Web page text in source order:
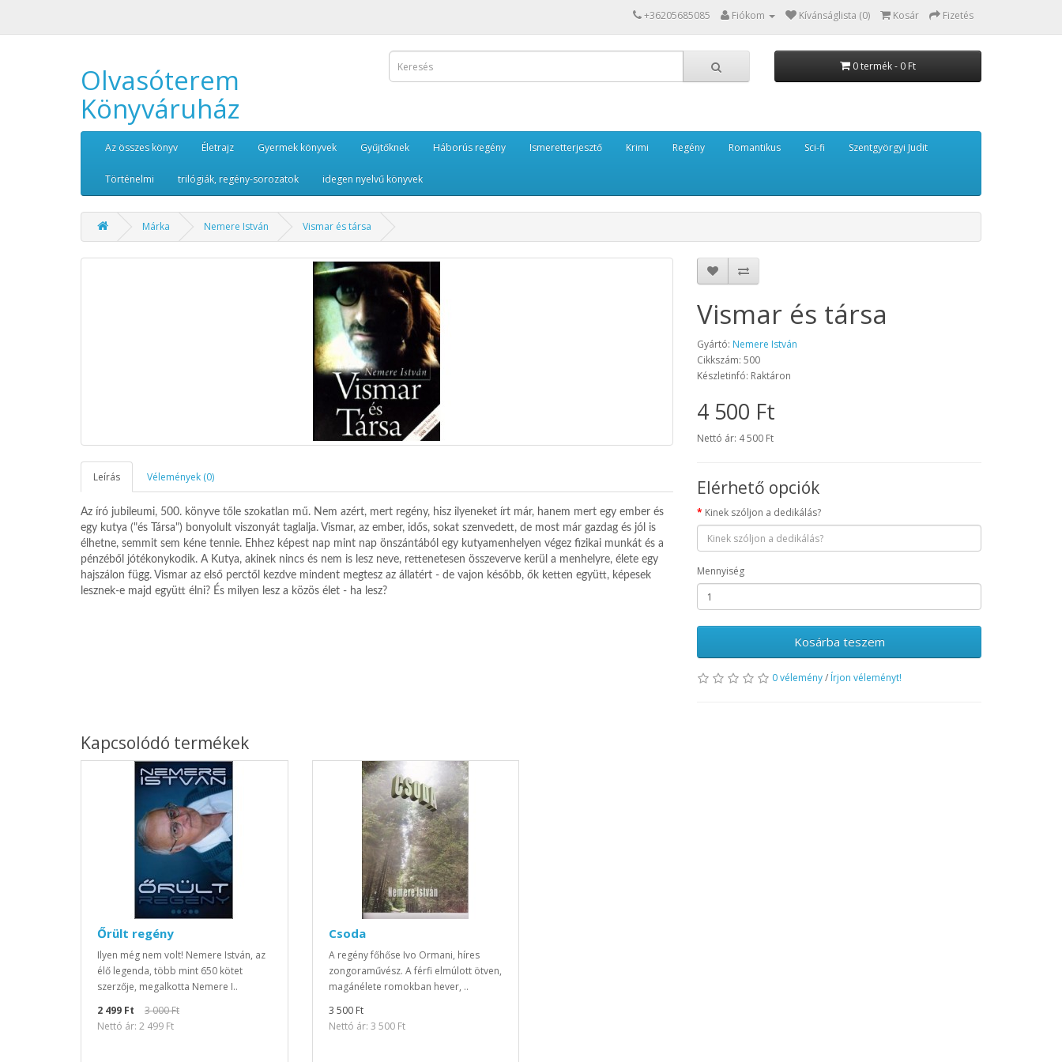
+36205685085 Fiókom Kívánságlista (0) Kosár Fizetés
Olvasóterem
Könyváruház
0 termék - 0 Ft
Az összes könyv Életrajz Gyermek könyvek Gyűjtőknek Háborús regény Ismeretterjesztő Krimi Regény Romantikus Sci-fi Szentgyörgyi Judit
Történelmi trilógiák, regény-sorozatok idegen nyelvű könyvek
Márka Nemere István Vismar és társa
Leírás Vélemények (0)
Az író jubileumi, 500. könyve tőle szokatlan mű. Nem azért, mert regény, hisz ilyeneket írt már, hanem mert egy ember és
egy kutya ("és Társa") bonyolult viszonyát taglalja. Vismar, az ember, idős, sokat szenvedett, de most már gazdag és jól is
élhetne, semmit sem kéne tennie. Ehhez képest nap mint nap önszántából egy kutyamenhelyen végez fizikai munkát és a
pénzéből jótékonykodik. A Kutya, akinek nincs és nem is lesz neve, rettenetesen összeverve kerül a menhelyre, élete egy
hajszálon függ. Vismar az első perctől kezdve mindent megtesz az állatért - de vajon később, ők ketten együtt, képesek
lesznek-e majd együtt élni? És milyen lesz a közös élet - ha lesz?
Vismar és társa
Gyártó: Nemere István
Cikkszám: 500
Készletinfó: Raktáron
4 500 Ft
Nettó ár: 4 500 Ft
Elérhető opciók
Kinek szóljon a dedikálás?
Mennyiség
Kosárba teszem
0 vélemény/ Írjon véleményt!
Kapcsolódó termékek
Őrült regény
Ilyen még nem volt! Nemere István, az
élő legenda, több mint 650 kötet
szerzője, megalkotta Nemere I..
2 499 Ft
3 000 Ft
Nettó ár: 2 499 Ft
Csoda
A regény főhőse Ivo Ormani, híres
zongoraművész. A férfi elmúlott ötven,
magánélete romokban hever, ..
3 500 Ft
Nettó ár: 3 500 Ft